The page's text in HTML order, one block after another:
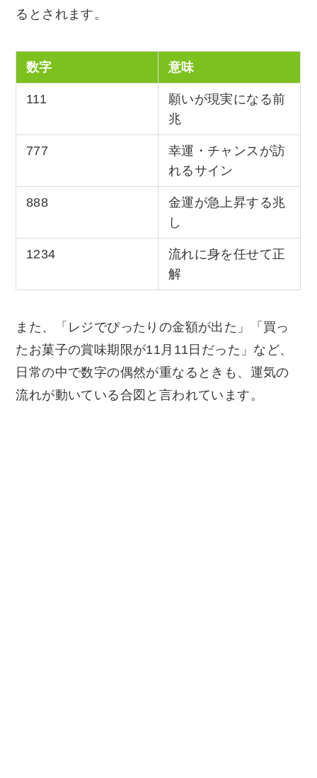
るとされます。
数字 意味
111
願いが現実になる前
兆
777
幸運・チャンスが訪
れるサイン
888
金運が急上昇する兆
し
1234
流れに身を任せて正
解
また、「レジでぴったりの金額が出た」「買っ
たお菓子の賞味期限が11月11日だった」など、
日常の中で数字の偶然が重なるときも、運気の
流れが動いている合図と言われています。